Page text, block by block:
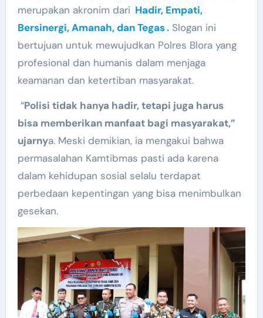
merupakan akronim dari Hadir, Empati,
Bersinergi, Amanah, dan Tegas.Slogan ini
bertujuan untuk mewujudkan Polres Blora yang
profesional dan humanis dalam menjaga
keamanan dan ketertiban masyarakat.
“Polisi tidak hanya hadir, tetapi juga harus
bisa memberikan manfaat bagi masyarakat,”
ujarnya. Meski demikian, ia mengakui bahwa
permasalahan Kamtibmas pasti ada karena
dalam kehidupan sosial selalu terdapat
perbedaan kepentingan yang bisa menimbulkan
gesekan.